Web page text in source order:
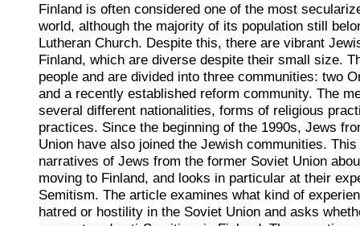
Finland is often considered one of the most
world, although the majority of its population still
Lutheran Church. Despite this, there are vibrant
Finland, which are diverse despite their small size.
people and are divided into three communities: two
and a recently established reform community. The
several different nationalities, forms of religious
practices. Since the beginning of the 1990s, Jews
Union have also joined the Jewish communities.
narratives of Jews from the former Soviet Union
moving to Finland, and looks in particular at their
Semitism. The article examines what kind of
hatred or hostility in the Soviet Union and asks